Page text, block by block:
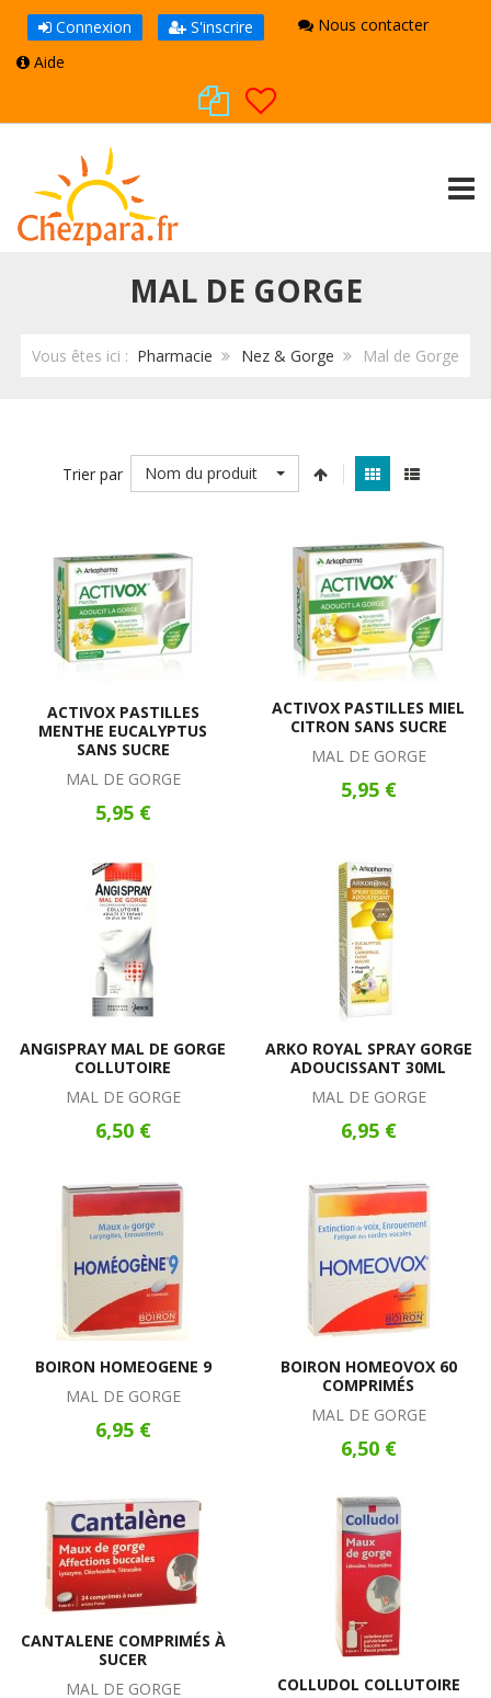
Connexion S'inscrire
Nous contacter
Aide
MAL DE GORGE
Vous êtes ici : Pharmacie Nez & Gorge Mal de Gorge
Trier par Nom du produit
ACTIVOX PASTILLES
MENTHE EUCALYPTUS
SANS SUCRE
MAL DE GORGE
5,95 €
ACTIVOX PASTILLES MIEL
CITRON SANS SUCRE
MAL DE GORGE
5,95 €
ANGISPRAY MAL DE GORGE
COLLUTOIRE
MAL DE GORGE
6,50 €
ARKO ROYAL SPRAY GORGE
ADOUCISSANT 30ML
MAL DE GORGE
6,95 €
BOIRON HOMEOGENE 9
MAL DE GORGE
6,95 €
BOIRON HOMEOVOX 60
COMPRIMÉS
MAL DE GORGE
6,50 €
CANTALENE COMPRIMÉS À
SUCER
MAL DE GORGE
COLLUDOL COLLUTOIRE